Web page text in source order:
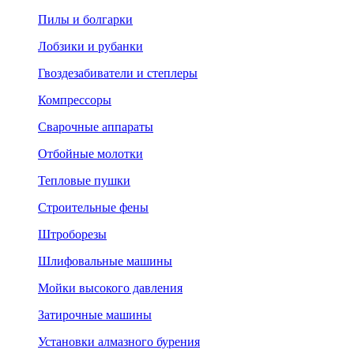
Пилы и болгарки
Лобзики и рубанки
Гвоздезабиватели и степлеры
Компрессоры
Сварочные аппараты
Отбойные молотки
Тепловые пушки
Строительные фены
Штроборезы
Шлифовальные машины
Мойки высокого давления
Затирочные машины
Установки алмазного бурения